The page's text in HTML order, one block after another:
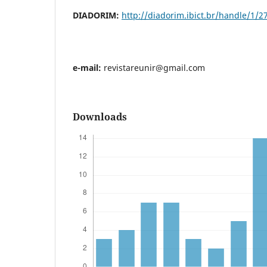
DIADORIM: http://diadorim.ibict.br/handle/1/
e-mail: revistareunir@gmail.com
Downloads